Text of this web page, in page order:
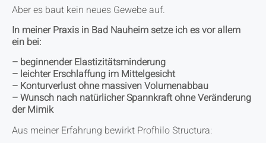
Aber es baut kein neues Gewebe auf.
In meiner Praxis in Bad Nauheim setze ich es vor allem
ein bei:
– beginnender Elastizitätsminderung
– leichter Erschlaffung im Mittelgesicht
– Konturverlust ohne massiven Volumenabbau
– Wunsch nach natürlicher Spannkraft ohne Veränderung
der Mimik
Aus meiner Erfahrung bewirkt Profhilo Structura: